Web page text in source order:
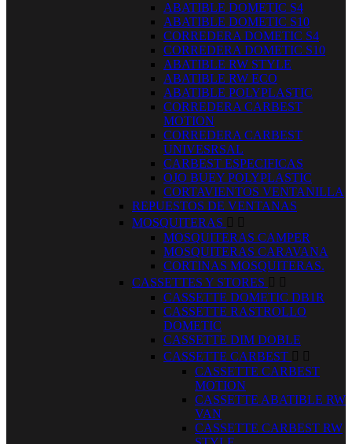
ABATIBLE DOMETIC S4
ABATIBLE DOMETIC S10
CORREDERA DOMETIC S4
CORREDERA DOMETIC S10
ABATIBLE RW STYLE
ABATIBLE RW ECO
ABATIBLE POLYPLASTIC
CORREDERA CARBEST
MOTION
CORREDERA CARBEST
UNIVESRSAL
CARBEST ESPECIFICAS
OJO BUEY POLYPLASTIC
CORTAVIENTOS VENTANILLA
REPUESTOS DE VENTANAS
MOSQUITERAS  
MOSQUITERAS CAMPER
MOSQUITERAS CARAVANA
CORTINAS MOSQUITERAS.
CASSETTES Y STORES  
CASSETTE DOMETIC DB1R
CASSETTE RASTROLLO
DOMETIC
CASSETTE DIM DOBLE
CASSETTE CARBEST  
CASSETTE CARBEST
MOTION
CASSETTE ABATIBLE RW
VAN
CASSETTE CARBEST RW